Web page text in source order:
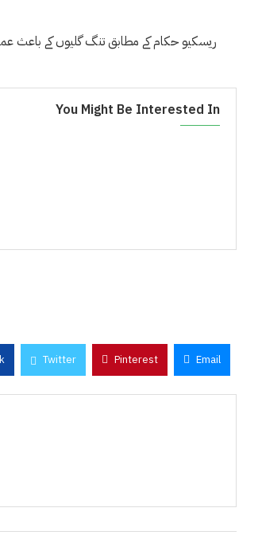
ریسکیو حکام کے مطابق تنگ گلیوں کے باعث
You Might Be Interested In
Twitter Pinterest Email